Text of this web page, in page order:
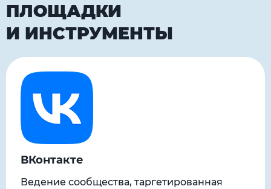
ПЛОЩАДКИ
И ИНСТРУМЕНТЫ
ВКонтакте
Ведение сообщества, таргетированная